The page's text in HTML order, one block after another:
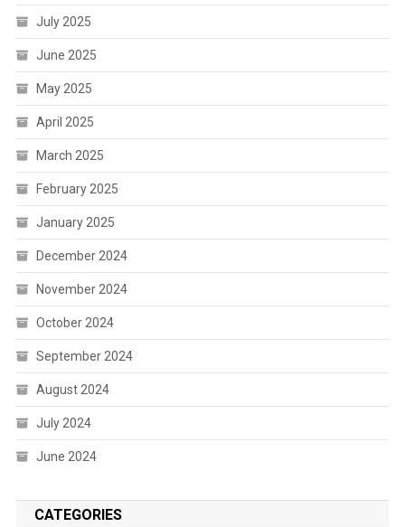
July 2025
June 2025
May 2025
April 2025
March 2025
February 2025
January 2025
December 2024
November 2024
October 2024
September 2024
August 2024
July 2024
June 2024
CATEGORIES